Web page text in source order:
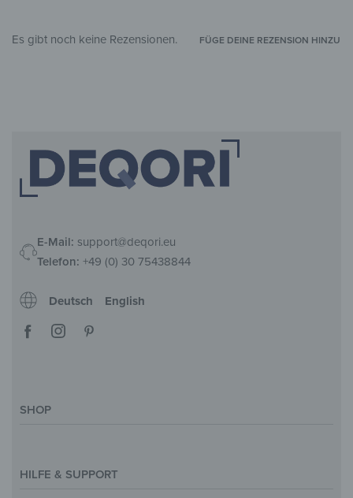
Es gibt noch keine Rezensionen. FÜGE DEINE REZENSION HINZU
E-Mail: support@deqori.eu
Telefon: +49 (0) 30 75438844
Deutsch English
SHOP
Motive & Themenwelt
HILFE & SUPPORT